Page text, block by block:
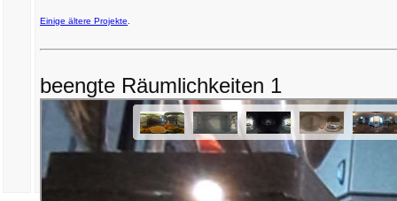
Einige ältere Projekte
beengte Räumlichkeiten 1